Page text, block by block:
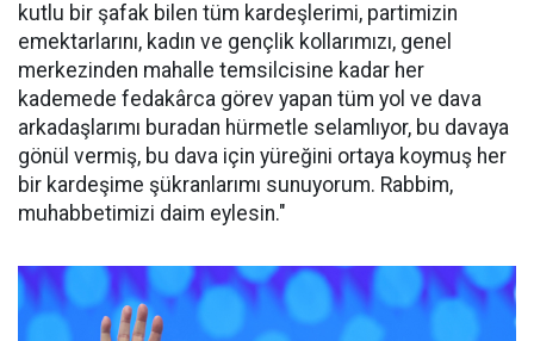
kutlu bir şafak bilen tüm kardeşlerimi, partimizin
emektarlarını, kadın ve gençlik kollarımızı, genel
merkezinden mahalle temsilcisine kadar her
kademede fedakârca görev yapan tüm yol ve dava
arkadaşlarımı buradan hürmetle selamlıyor, bu davaya
gönül vermiş, bu dava için yüreğini ortaya koymuş her
bir kardeşime şükranlarımı sunuyorum. Rabbim,
muhabbetimizi daim eylesin."